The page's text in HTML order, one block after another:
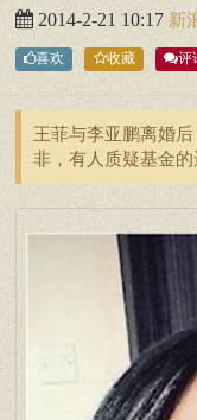
2014-2-21 10:17 新
喜欢 收藏 评
王菲与李亚鹏离婚
非，有人质疑基金的